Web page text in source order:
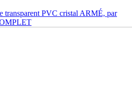
transparent PVC cristal ARMÉ, par